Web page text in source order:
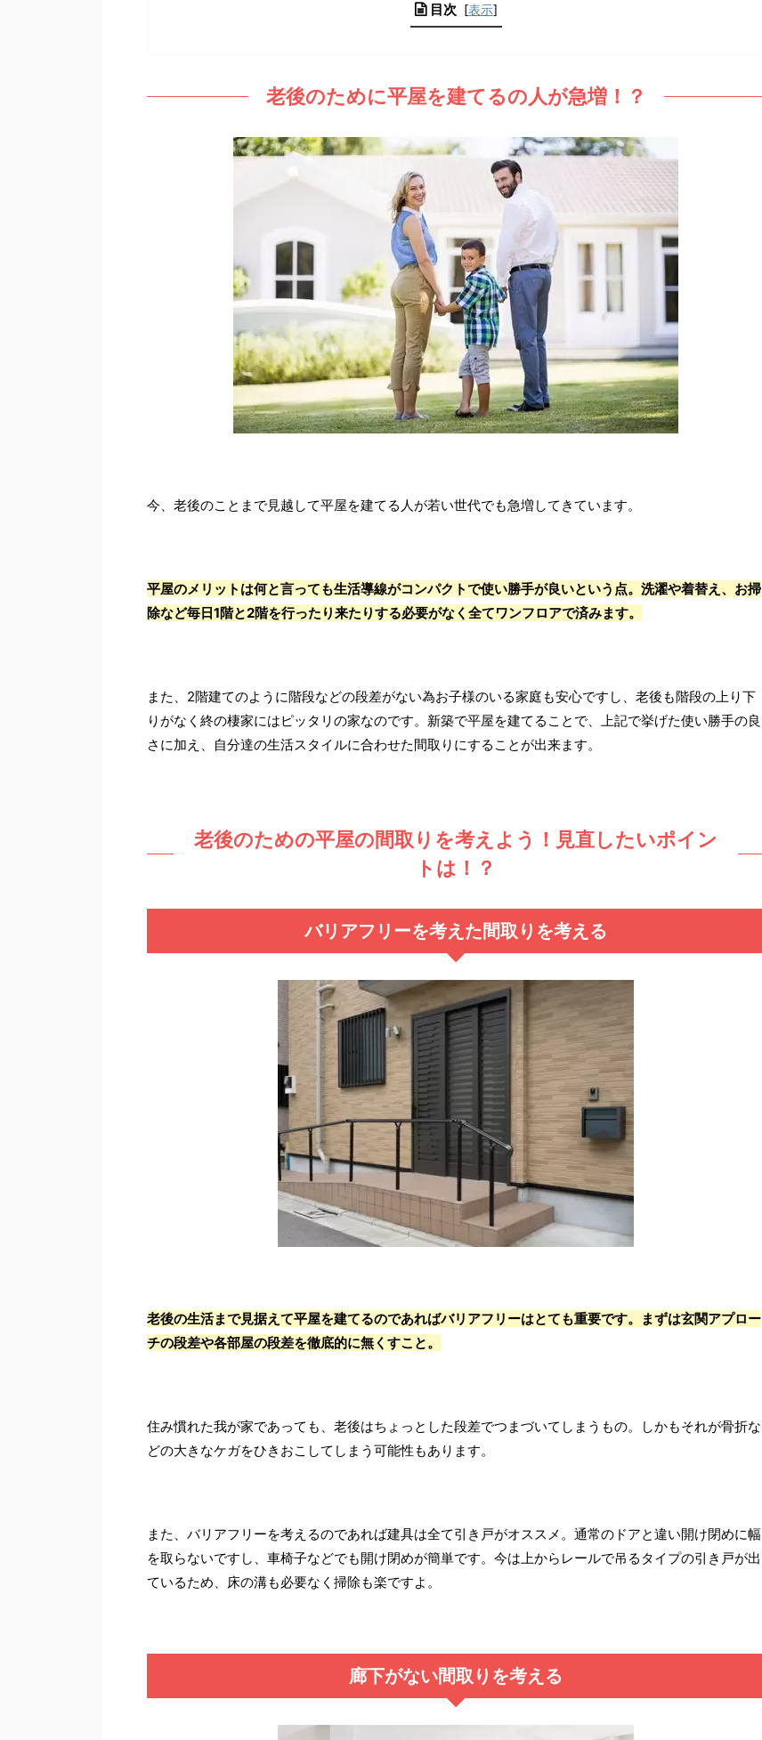
目次 [表示]
老後のために平屋を建てるの人が急増！？
今、老後のことまで見越して平屋を建てる人が若い世代でも急増してきています。
平屋のメリットは何と言っても生活導線がコンパクトで使い勝手が良いという点。洗濯や着替え、お掃
除など毎日1階と2階を行ったり来たりする必要がなく全てワンフロアで済みます。
また、2階建てのように階段などの段差がない為お子様のいる家庭も安心ですし、老後も階段の上り下
りがなく終の棲家にはピッタリの家なのです。新築で平屋を建てることで、上記で挙げた使い勝手の良
さに加え、自分達の生活スタイルに合わせた間取りにすることが出来ます。
老後のための平屋の間取りを考えよう！見直したいポイン
トは！？
バリアフリーを考えた間取りを考える
老後の生活まで見据えて平屋を建てるのであればバリアフリーはとても重要です。まずは玄関アプロー
チの段差や各部屋の段差を徹底的に無くすこと。
住み慣れた我が家であっても、老後はちょっとした段差でつまづいてしまうもの。しかもそれが骨折な
どの大きなケガをひきおこしてしまう可能性もあります。
また、バリアフリーを考えるのであれば建具は全て引き戸がオススメ。通常のドアと違い開け閉めに幅
を取らないですし、車椅子などでも開け閉めが簡単です。今は上からレールで吊るタイプの引き戸が出
ているため、床の溝も必要なく掃除も楽ですよ。
廊下がない間取りを考える